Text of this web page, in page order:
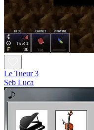
Le Tueur 3
Seb Luca